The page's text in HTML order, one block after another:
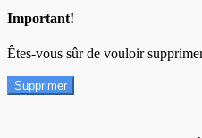
Important!
Êtes-vous sûr de vouloir
Supprimer